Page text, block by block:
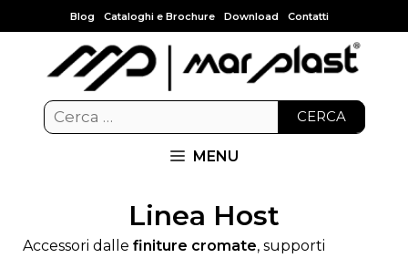
Blog Cataloghi e Brochure Download Contatti
CERCA
MENU
Linea Host
Accessori dalle finiture cromate, supporti